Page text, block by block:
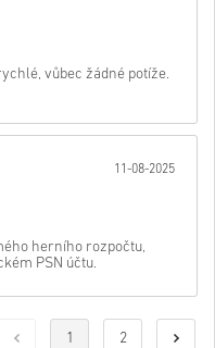
vůbec žádné potíže.
11-08-2025
herního rozpočtu,
PSN účtu.
1 2